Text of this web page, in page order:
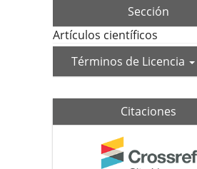
Sección
Artículos científicos
Términos de Licencia
Citaciones